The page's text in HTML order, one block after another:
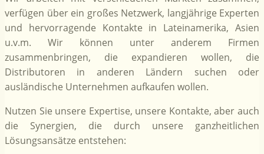
verfügen über ein großes Netzwerk, langjährige Experten
und hervorragende Kontakte in Lateinamerika, Asien
u.v.m. Wir können unter anderem Firmen
zusammenbringen, die expandieren wollen, die
Distributoren in anderen Ländern suchen oder
ausländische Unternehmen aufkaufen wollen.
Nutzen Sie unsere Expertise, unsere Kontakte, aber auch
die Synergien, die durch unsere ganzheitlichen
Lösungsansätze entstehen: